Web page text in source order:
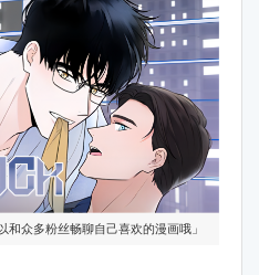
众多粉丝畅聊自己喜欢的漫画哦」